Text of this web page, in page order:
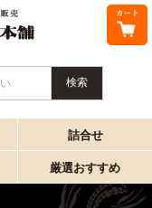
詰合せ
厳選おすすめ